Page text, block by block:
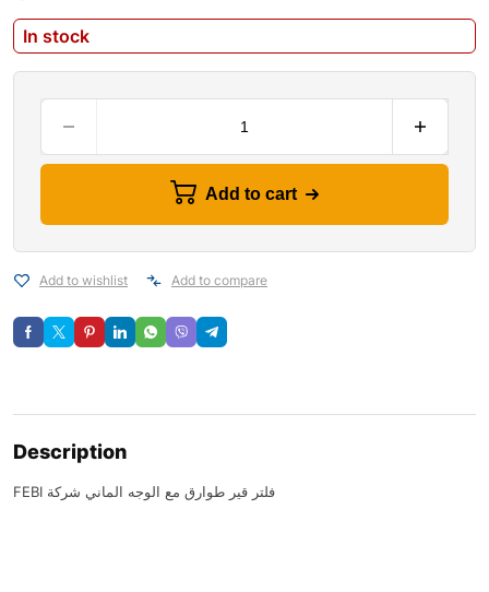
In stock
Add to cart
Add to wishlist Add to compare
Description
FEBI فلتر قير طوارق مع الوجه الماني شركة